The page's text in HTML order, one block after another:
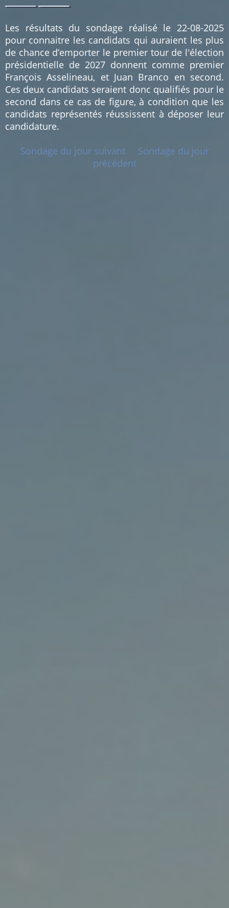
0.68
0.68
(1)
Les résultats du sondage réalisé le 22-08-2025
pour connaitre les candidats qui auraient les plus
de chance d’emporter le premier tour de l'élection
présidentielle de 2027 donnent comme premier
François Asselineau, et Juan Branco en second.
Ces deux candidats seraient donc qualifiés pour le
second dans ce cas de figure, à condition que les
candidats représentés réussissent à déposer leur
candidature.
Sondage du jour suivant
Sondage du jour
précédent